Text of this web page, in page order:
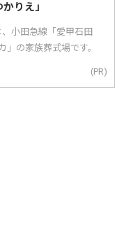
りえ」
小田急線「愛甲石田
の家族葬式場です。
(PR)